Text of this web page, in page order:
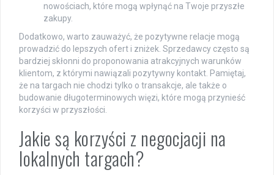
nowościach, które mogą wpłynąć na Twoje przyszłe
zakupy.
Dodatkowo, warto zauważyć, że pozytywne relacje mogą
prowadzić do lepszych ofert i zniżek. Sprzedawcy często są
bardziej skłonni do proponowania atrakcyjnych warunków
klientom, z którymi nawiązali pozytywny kontakt. Pamiętaj,
że na targach nie chodzi tylko o transakcje, ale także o
budowanie długoterminowych więzi, które mogą przynieść
korzyści w przyszłości.
Jakie są korzyści z negocjacji na
lokalnych targach?